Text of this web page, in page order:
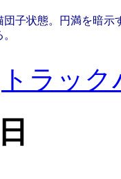
団子状態。円満を暗示
トラッ